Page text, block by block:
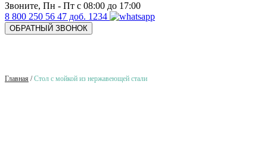
Звоните, Пн - Пт с 08:00 до 17:00
8 800 250 56 47 доб. 1234
ОБРАТНЫЙ ЗВОНОК
Главная /Стол с мойкой из нержавеющей стали